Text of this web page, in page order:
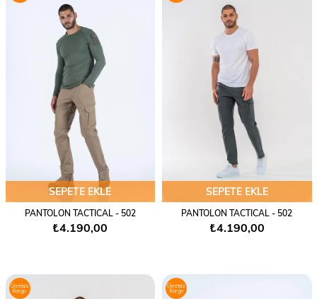
SEPETE EKLE
PANTOLON TACTICAL - 502
₺4.190,00
SEPETE EKLE
PANTOLON TACTICAL - 502
₺4.190,00
Ücretsiz
Kargo
Ücretsiz
Kargo